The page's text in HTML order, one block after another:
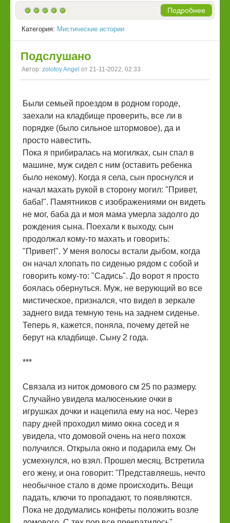
Подробнее
Категория: Мистические истории
Подслушано
Автор: zolotoy Angel от 21-11-2022, 02:33
Были семьей проездом в родном городе,
заехали на кладбище проверить, все ли в
порядке (было сильное штормовое), да и
просто навестить.
Пока я прибиралась на могилках, сын спал в
машине, муж сидел с ним (оставить ребенка
было некому). Когда я села, сын проснулся и
начал махать рукой в сторону могил: "Привет,
баба!". Памятников с изображениями он видеть
не мог, баба да и моя мама умерла задолго до
рождения сына. Поехали к выходу, сын
продолжал кому-то махать и говорить:
"Привет!". У меня волосы встали дыбом, когда
он начал хлопать по сиденью рядом с собой и
говорить кому-то: "Садись". До ворот я просто
боялась обернуться. Муж, не верующий во все
мистическое, признался, что видел в зеркале
заднего вида темную тень на заднем сиденье.
Теперь я, кажется, поняла, почему детей не
берут на кладбище. Сыну 2 года.
***
Связала из ниток домового см 25 по размеру.
Случайно увидела малюсенькие очки в
игрушках дочки и нацепила ему на нос. Через
пару дней проходил мимо окна сосед и я
увидела, что домовой очень на него похож
получился. Открыла окно и подарила ему. Он
усмехнулся, но взял. Прошел месяц. Встретила
его жену, и она говорит: "Представляешь, нечто
необычное стало в доме происходить. Вещи
падать, ключи то пропадают, то появляются.
Пока не додумались конфеты положить возле